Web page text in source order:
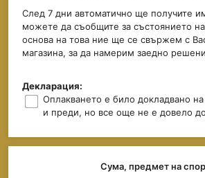
След 7 дни автоматично ще получите
можете да съобщите за състоянието
основа на това ние ще се свържем с
магазина, за да намерим заедно
Декларация:
Оплакването е било докладвано
и преди, но все още не е довело
Сума, предмет на